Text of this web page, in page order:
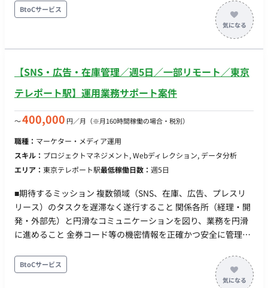
（業務範囲） まずはご経験に応じて、以下のサポート業務から
お任せします。 ・デジタル広告（SNS広告、SEM、アプリ広告
等）の入稿、日々の進捗管理、レポーティング ・広告クリエイ
ティブ（バナー・動画）の制作ディレクション、効果分析 ・各
広告媒体やアドテクノロジーの情報収集 （将来的にお任せした
いこと） ・データ分析に基づく広告戦略の立案、予算策定 ・新
ルなどを活用した広告運用業務の効率化・高度化 ■チーム体制
メンバー間で密にコミュニケーションを取りながら業務を進め
ています。 ■業務の流れ 日々の数値管理やレポート作成、クリ
エイティブディレクションを行いながら、週1～2日の出社日に
開発フェーズと予定 既存サービスのさらなるグロースフェーズ
におけるプロモーション運用および体制強化 ■案件の魅力 ・急
成長中のエンタメサービスを自身のスキルでさらに成長させる
手応えを感じられます。 ・単なる運用サポートに留まらず、将
来的には戦略立案や予算策定など、マーケターとして一段上の
キャリアアップを目指せる環境です。 ■リモート稼働について
・稼働スタイル：一部リモート（週1～2日の出社日以外はリモ
BtoCサービス
【SNS・広告・在庫管理／週5日／一部リモート／東京
テレポート駅】運用業務サポート案件
〜400,000 円／月 （※月160時間稼働の場合・税別）
職種： マーケター・メディア運用
スキル： プロジェクトマネジメント, Webディレクション, データ分析
エリア： 東京テレポート駅最低稼働日数： 週5日
■期待するミッション 複数領域（SNS、在庫、広告、プレスリ
リース）のタスクを遅滞なく遂行すること 関係各所（経理・開
発・外部先）と円滑なコミュニケーションを図り、業務を円滑
に進めること 金券コード等の機密情報を正確かつ安全に管理す
ただきます。 SNS運用サポート：投稿文作成（簡易なもの）、
素材整理、外部へのクリエイティブ制作依頼、入稿・投稿後チ
BtoCサービス